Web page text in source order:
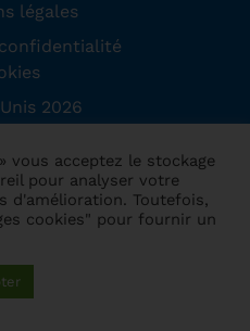
légales
2026
vous acceptez le stockage
pour analyser votre
d'amélioration. Toutefois,
cookies" pour fournir un